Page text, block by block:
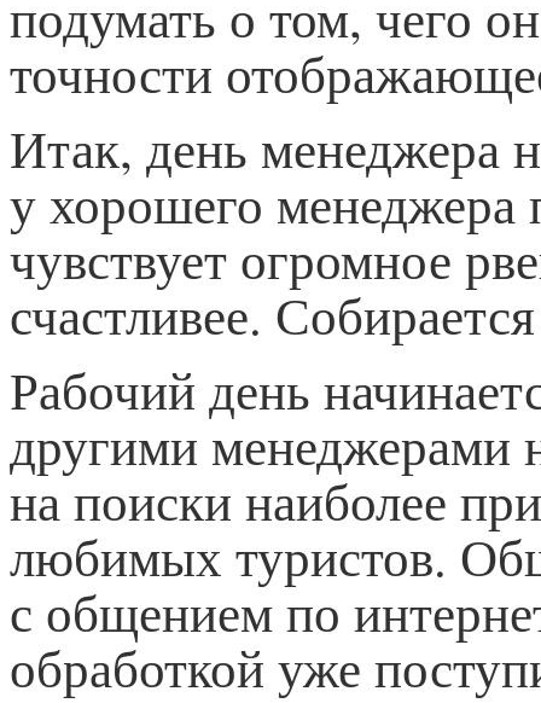
подумать о том, чего
точности
Итак, день менеджера
у хорошего менеджера
чувствует огромное
счастливее.
Рабочий день
другими менеджерами
на поиски наиболее
любимых туристов.
с общением по
обработкой уже